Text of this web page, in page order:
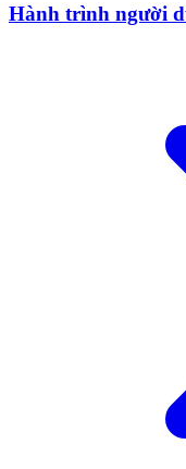
Hành trình người